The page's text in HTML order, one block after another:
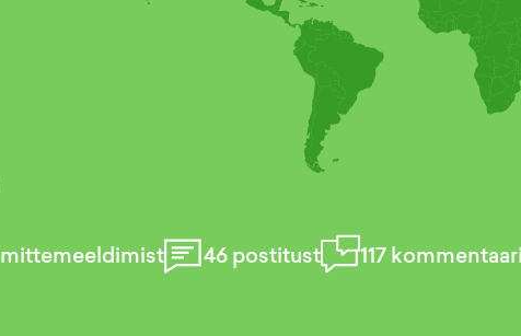
mittemeeldimist 46postitust 117kommentaari